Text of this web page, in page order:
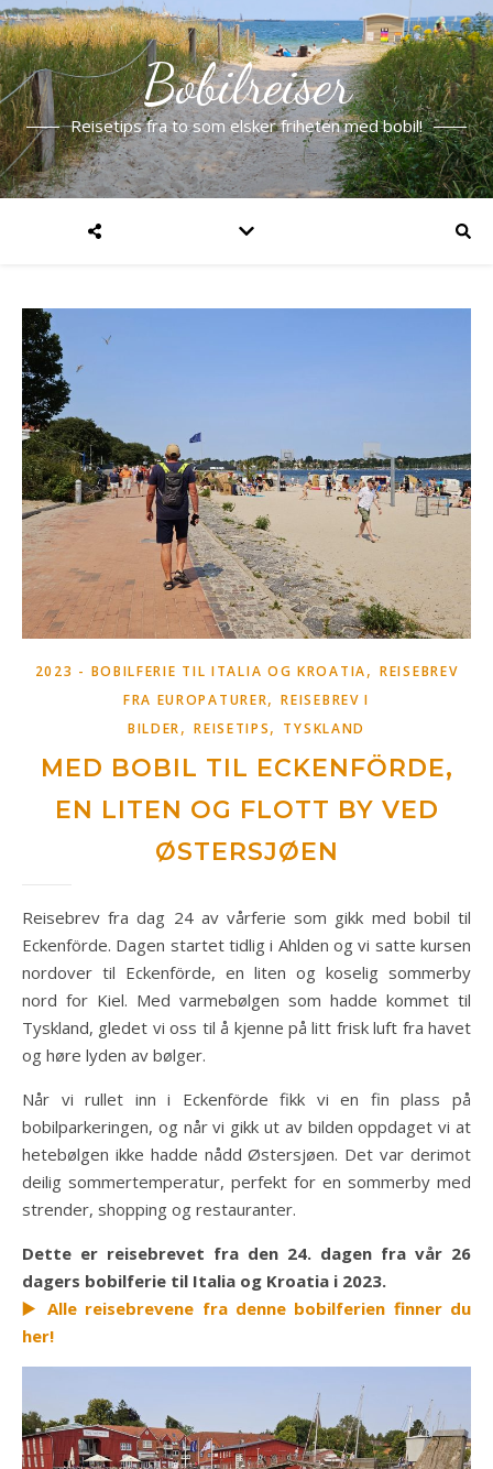
Bobilreiser
Reisetips fra to som elsker friheten med bobil!
2023 - BOBILFERIE TIL ITALIA OG KROATIA, REISEBREV
FRA EUROPATURER,REISEBREV I
BILDER,REISETIPS, TYSKLAND
MED BOBIL TIL ECKENFÖRDE,
EN LITEN OG FLOTT BY VED
ØSTERSJØEN
Reisebrev fra dag 24 av vårferie som gikk med bobil til
Eckenförde. Dagen startet tidlig i Ahlden og vi satte kursen
nordover til Eckenförde, en liten og koselig sommerby
nord for Kiel. Med varmebølgen som hadde kommet til
Tyskland, gledet vi oss til å kjenne på litt frisk luft fra havet
og høre lyden av bølger.
Når vi rullet inn i Eckenförde fikk vi en fin plass på
bobilparkeringen, og når vi gikk ut av bilden oppdaget vi at
hetebølgen ikke hadde nådd Østersjøen. Det var derimot
deilig sommertemperatur, perfekt for en sommerby med
strender, shopping og restauranter.
Dette er reisebrevet fra den 24. dagen fra vår 26
dagers bobilferie til Italia og Kroatia i 2023.
▶️ Alle reisebrevene fra denne bobilferien finner du
her!